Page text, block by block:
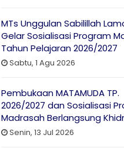
MTs Unggulan Sabilillah
Gelar Sosialisasi Program
Tahun Pelajaran 2026/2027
Sabtu, 1 Agu 2026
Pembukaan MATAMUDA TP.
2026/2027 dan Sosialisasi
Madrasah Berlangsung
Senin, 13 Jul 2026